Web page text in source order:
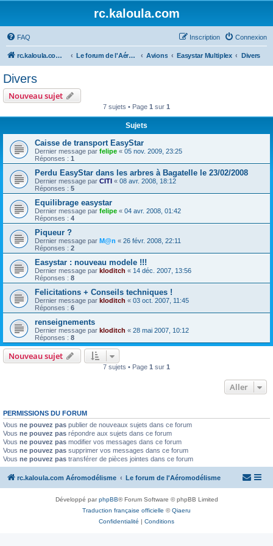
rc.kaloula.com
FAQ Connexion
Inscription
rc.kaloula.com Aéromodélisme Le forum de l'Aéromodélisme Avions Easystar Multiplex Divers
Divers
Nouveau sujet
7 sujets • Page 1 sur 1
Sujets
Caisse de transport EasyStar
Dernier message par felipe « 05 nov. 2009, 23:25
Réponses : 1
Perdu EasyStar dans les arbres à Bagatelle le 23/02/2008
Dernier message par CITI « 08 avr. 2008, 18:12
Réponses : 5
Equilibrage easystar
Dernier message par felipe « 04 avr. 2008, 01:42
Réponses : 4
Piqueur ?
Dernier message par M@n « 26 févr. 2008, 22:11
Réponses : 2
Easystar : nouveau modele !!!
Dernier message par kloditch « 14 déc. 2007, 13:56
Réponses : 8
Felicitations + Conseils techniques !
Dernier message par kloditch « 03 oct. 2007, 11:45
Réponses : 6
renseignements
Dernier message par kloditch « 28 mai 2007, 10:12
Réponses : 8
Nouveau sujet
7 sujets • Page 1 sur 1
Aller
PERMISSIONS DU FORUM
Vous ne pouvez pas publier de nouveaux sujets dans ce forum
Vous ne pouvez pas répondre aux sujets dans ce forum
Vous ne pouvez pas modifier vos messages dans ce forum
Vous ne pouvez pas supprimer vos messages dans ce forum
Vous ne pouvez pas transférer de pièces jointes dans ce forum
rc.kaloula.com Aéromodélisme Le forum de l'Aéromodélisme
Développé parphpBB® Forum Software © phpBB Limited
Traduction française officielle ©Qiaeru
Confidentialité | Conditions